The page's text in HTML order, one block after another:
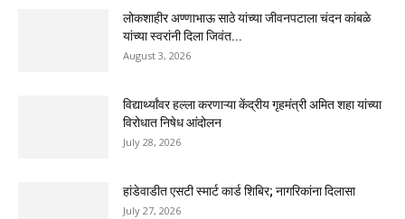
लोकशाहीर अण्णाभाऊ साठे यांच्या जीवनपटाला चंदन कांबळे
यांच्या स्वरांनी दिला जिवंत...
August 3, 2026
विद्यार्थ्यांवर हल्ला करणाऱ्या केंद्रीय गृहमंत्री अमित शहा यांच्या
विरोधात निषेध आंदोलन
July 28, 2026
हांडेवाडीत एसटी स्मार्ट कार्ड शिबिर; नागरिकांना दिलासा
July 27, 2026